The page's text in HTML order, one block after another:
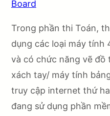
Board
Trong phần thi Toán,
dụng các loại máy tính
và có chức năng vẽ đồ
xách tay/ máy tính
truy cập internet thứ
đang sử dụng phần